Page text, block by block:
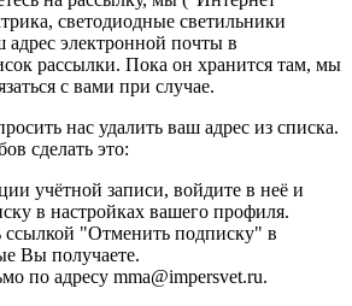
светодиодные светильники
электронной почты в
рассылки. Пока он хранится там, мы
с вами при случае.
нас удалить ваш адрес из списка.
сделать это:
учётной записи, войдите в неё и
в настройках вашего профиля.
ссылкой "Отменить подписку" в
Вы получаете.
по адресу mma@impersvet.ru.